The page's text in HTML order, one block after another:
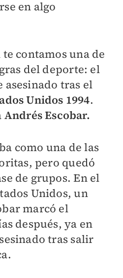
en algo
te contamos una de
del deporte: el
asesinado tras el
Unidos 1994.
Andrés Escobar.
como una de las
pero quedó
de grupos. En el
Unidos, un
marcó el
después, ya en
tras salir